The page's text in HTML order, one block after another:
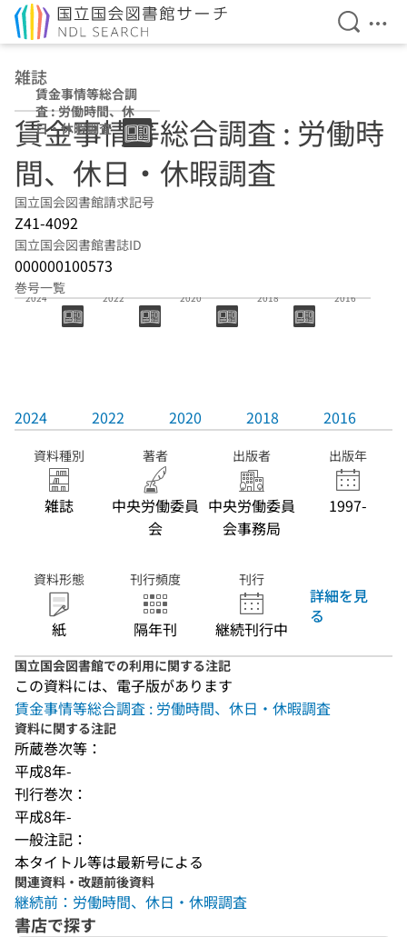
検索を
メ
雑誌
賃金事情等総合調
査 : 労働時間、休
日・休暇調査
賃金事情等総合調査 : 労働時
間、休日・休暇調査
国立国会図書館請求記号
Z41-4092
国立国会図書館書誌ID
000000100573
巻号一覧
2024
2024
2022
2022
2020
2020
2018
2018
2016
2016
資料種別
雑誌
著者
中央労働委員
会
出版者
中央労働委員
会事務局
出版年
1997-
資料形態
紙
刊行頻度
隔年刊
刊行
継続刊行中
詳細を見
る
国立国会図書館での利用に関する注記
この資料には、電子版があります
賃金事情等総合調査 : 労働時間、休日・休暇調査
資料に関する注記
所蔵巻次等：
平成8年-
刊行巻次：
平成8年-
一般注記：
本タイトル等は最新号による
関連資料・改題前後資料
継続前：労働時間、休日・休暇調査
書店で探す